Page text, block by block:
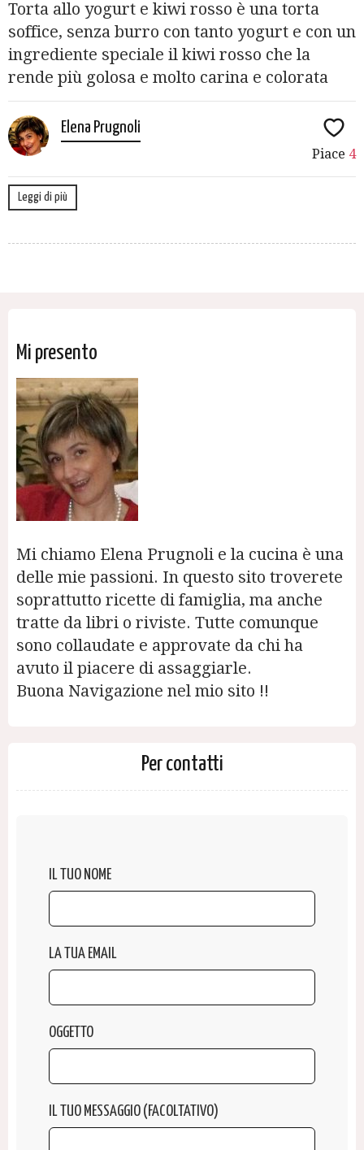
Torta allo yogurt e kiwi rosso è una torta
soffice, senza burro con tanto yogurt e con un
ingrediente speciale il kiwi rosso che la
rende più golosa e molto carina e colorata
Elena Prugnoli
Piace 4
Leggi di più
Mi presento
Mi chiamo Elena Prugnoli e la cucina è una
delle mie passioni. In questo sito troverete
soprattutto ricette di famiglia, ma anche
tratte da libri o riviste. Tutte comunque
sono collaudate e approvate da chi ha
avuto il piacere di assaggiarle.
Buona Navigazione nel mio sito !!
Per contatti
IL TUO NOME
LA TUA EMAIL
OGGETTO
IL TUO MESSAGGIO (FACOLTATIVO)